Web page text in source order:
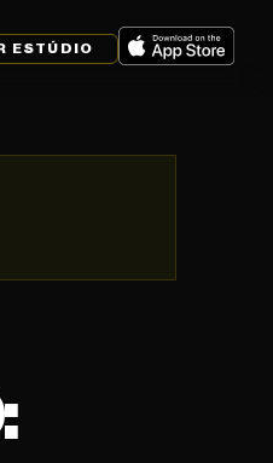
ESTÚDIO